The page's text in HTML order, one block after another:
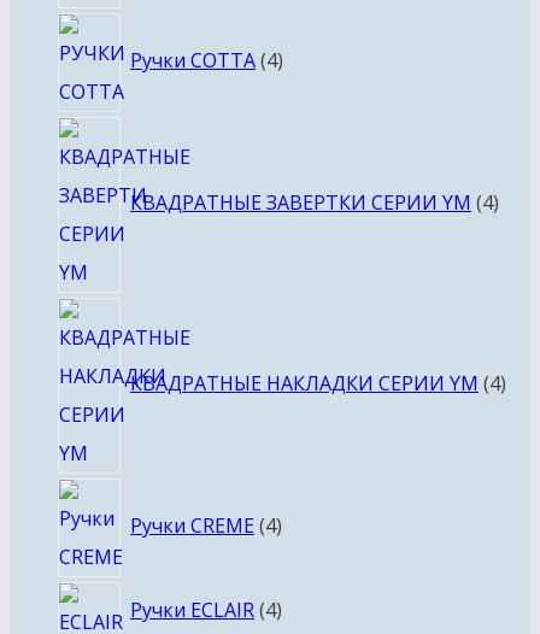
Ручки COTTA 4товара
КВАДРАТНЫЕ ЗАВЕРТКИ СЕРИИ YM 4
КВАДРАТНЫЕ НАКЛАДКИ СЕРИИ YM 4
Ручки CREME 4товара
Ручки ECLAIR 44